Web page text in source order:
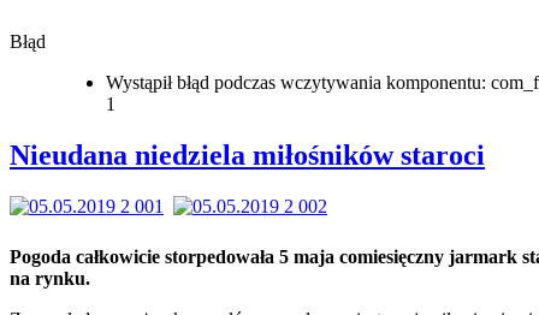
Błąd
Wystąpił błąd podczas wczytywania komponentu:
1
Nieudana niedziela miłośników staroci
Pogoda całkowicie storpedowała 5 maja comiesięczny jarmark
na rynku.